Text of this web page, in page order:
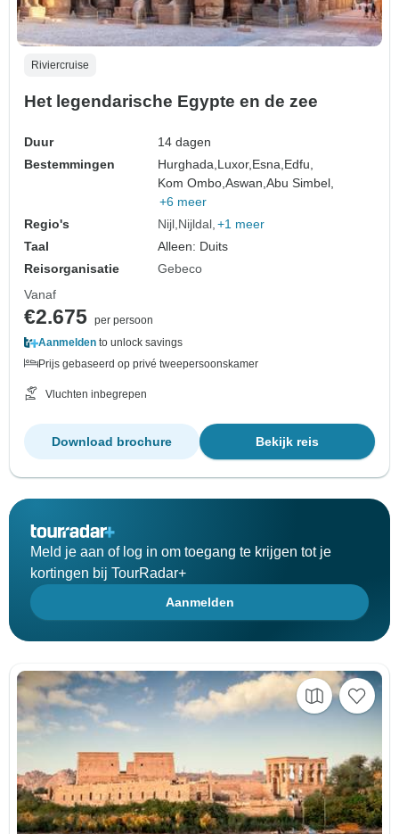
Riviercruise
Het legendarische Egypte en de zee
Duur
14 dagen
Bestemmingen
Hurghada, Luxor, Esna, Edfu,
Kom Ombo,Aswan,Abu Simbel,
+6 meer
Regio's
Nijl Nijldal +1 meer
Taal
Alleen: Duits
Reisorganisatie
Gebeco
Vanaf
€2.675 per persoon
Aanmelden to unlock savings
Prijs gebaseerd op privé tweepersoonskamer
Vluchten inbegrepen
Bekijk reis
Download brochure
Meld je aan of log in om toegang te krijgen tot je
kortingen bij TourRadar+
Aanmelden